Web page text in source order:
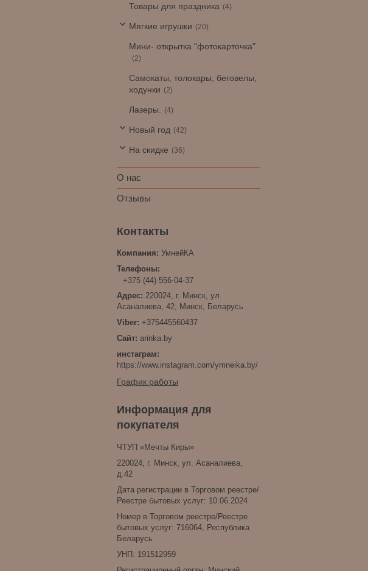
Товары для праздника 4
Мягкие игрушки 20
Мини- открытка "фотокарточка"
2
Самокаты, толокары, беговелы,
ходунки
2
Лазеры. 4
Новый год 42
На скидке 36
О нас
Отзывы
УмнейКА
+375 (44) 556-04-37
220024, г. Минск, ул.
Асаналиева, 42, Минск, Беларусь
+375445560437
arinka.by
инстаграм
https://www.instagram.com/ymneika.by/
График работы
Информация для
покупателя
ЧТУП «Мечты Киры»
220024, г. Минск, ул. Асаналиева,
д.42
Дата регистрации в Торговом реестре/
Реестре бытовых услуг: 10.06.2024
Номер в Торговом реестре/Реестре
бытовых услуг: 716064, Республика
Беларусь
УНП: 191512959